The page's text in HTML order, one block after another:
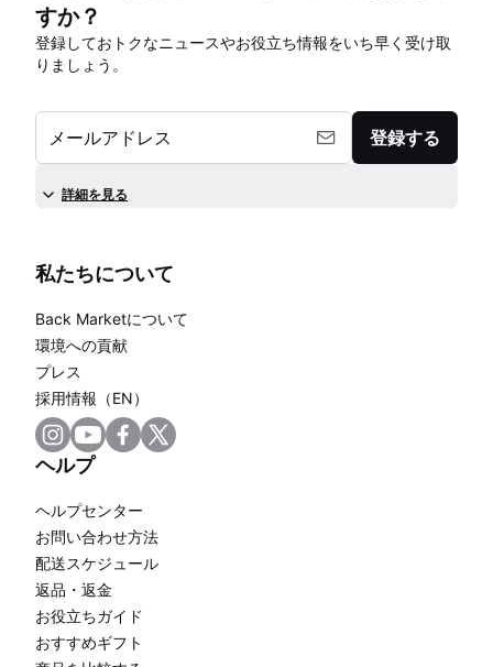
すか？
登録しておトクなニュースやお役立ち情報をいち早く受け取
りましょう。
メールアドレス 登録する
詳細を見る
私たちについて
Back Marketについて
環境への貢献
プレス
採用情報（EN）
ヘルプ
ヘルプセンター
お問い合わせ方法
配送スケジュール
返品・返金
お役立ちガイド
おすすめギフト